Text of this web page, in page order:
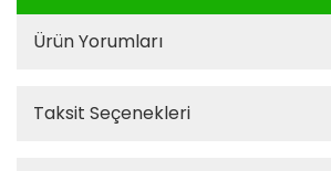
Ürün Yorumları
Taksit Seçenekleri